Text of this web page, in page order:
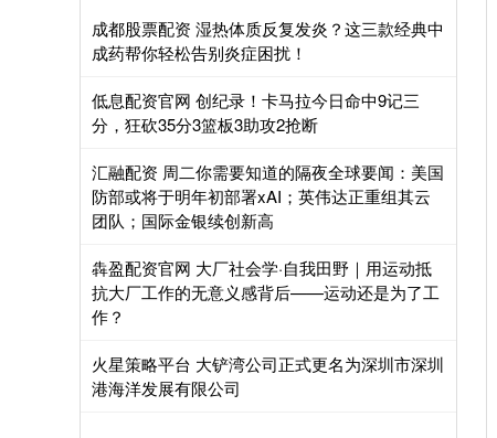
成都股票配资 湿热体质反复发炎？这三款经典中
成药帮你轻松告别炎症困扰！
低息配资官网 创纪录！卡马拉今日命中9记三
分，狂砍35分3篮板3助攻2抢断
汇融配资 周二你需要知道的隔夜全球要闻：美国
防部或将于明年初部署xAI；英伟达正重组其云
团队；国际金银续创新高
犇盈配资官网 大厂社会学·自我田野｜用运动抵
抗大厂工作的无意义感背后——运动还是为了工
作？
火星策略平台 大铲湾公司正式更名为深圳市深圳
港海洋发展有限公司